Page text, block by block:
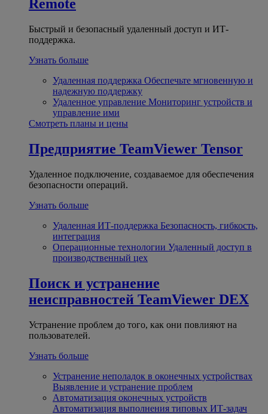
Remote
Быстрый и безопасный удаленный доступ и ИТ-
поддержка.
Узнать больше
Удаленная поддержка Обеспечьте мгновенную и
надежную поддержку
Удаленное управление Мониторинг устройств и
управление ими
Смотреть планы и цены
Предприятие TeamViewer Tensor
Удаленное подключение, создаваемое для обеспечения
безопасности операций.
Узнать больше
Удаленная ИТ-поддержка Безопасность, гибкость,
интеграция
Операционные технологии Удаленный доступ в
производственный цех
Поиск и устранение
неисправностей TeamViewer DEX
Устранение проблем до того, как они повлияют на
пользователей.
Узнать больше
Устранение неполадок в оконечных устройствах
Выявление и устранение проблем
Автоматизация оконечных устройств
Автоматизация выполнения типовых ИТ-задач